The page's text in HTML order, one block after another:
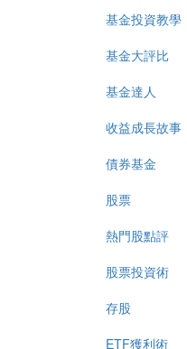
基金投資教學
基金大評比
基金達人
收益成長故事
債券基金
股票
熱門股點評
股票投資術
存股
ETF獲利術